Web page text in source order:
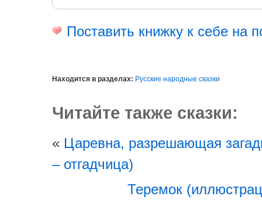
Поставить книжку к себе на
Находится в разделах: Русские народные сказки
Читайте также сказки:
« Царевна, разрешающая
– отгадчица)
Теремок